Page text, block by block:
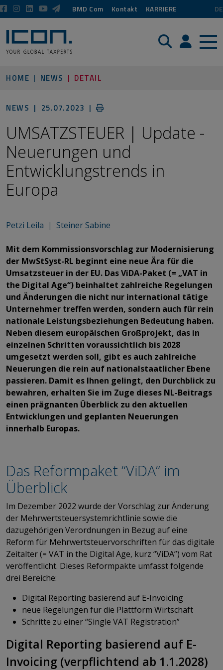
BMD Com Kontakt KARRIERE DE
Suche Login /
HOME NEWS DETAIL
NEWS | 25.07.2023 |
UMSATZSTEUER | Update -
Neuerungen und
Entwicklungstrends in
Europa
Petzi Leila | Steiner Sabine
Mit dem Kommissionsvorschlag zur Modernisierung
der MwStSyst-RL beginnt eine neue Ära für die
Umsatzsteuer in der EU. Das ViDA-Paket (= „VAT in
the Digital Age“) beinhaltet zahlreiche Regelungen
und Änderungen die nicht nur international tätige
Unternehmer treffen werden, sondern auch für rein
nationale Leistungsbeziehungen Bedeutung haben.
Neben diesem europäischen Großprojekt, das in
einzelnen Schritten voraussichtlich bis 2028
umgesetzt werden soll, gibt es auch zahlreiche
Neuerungen die rein auf nationalstaatlicher Ebene
passieren. Damit es Ihnen gelingt, den Durchblick zu
bewahren, erhalten Sie im Zuge dieses NL-Beitrags
einen prägnanten Überblick zu den aktuellen
Entwicklungen und geplanten Neuerungen
innerhalb Europas.
Das Reformpaket “ViDA” im
Überblick
Im Dezember 2022 wurde der Vorschlag zur Änderung
der Mehrwertsteuersystemrichtlinie sowie die
dazugehörigen Verordnungen in Bezug auf eine
Reform für Mehrwertsteuervorschriften für das digitale
Zeitalter (= VAT in the Digital Age, kurz “ViDA”) vom Rat
veröffentlicht. Dieses Reformpakte umfasst folgende
drei Bereiche:
Digital Reporting basierend auf E-Invoicing
neue Regelungen für die Plattform Wirtschaft
Schritte zu einer “Single VAT Registration”
Digital Reporting basierend auf E-
Invoicing (verpflichtend ab 1.1.2028)